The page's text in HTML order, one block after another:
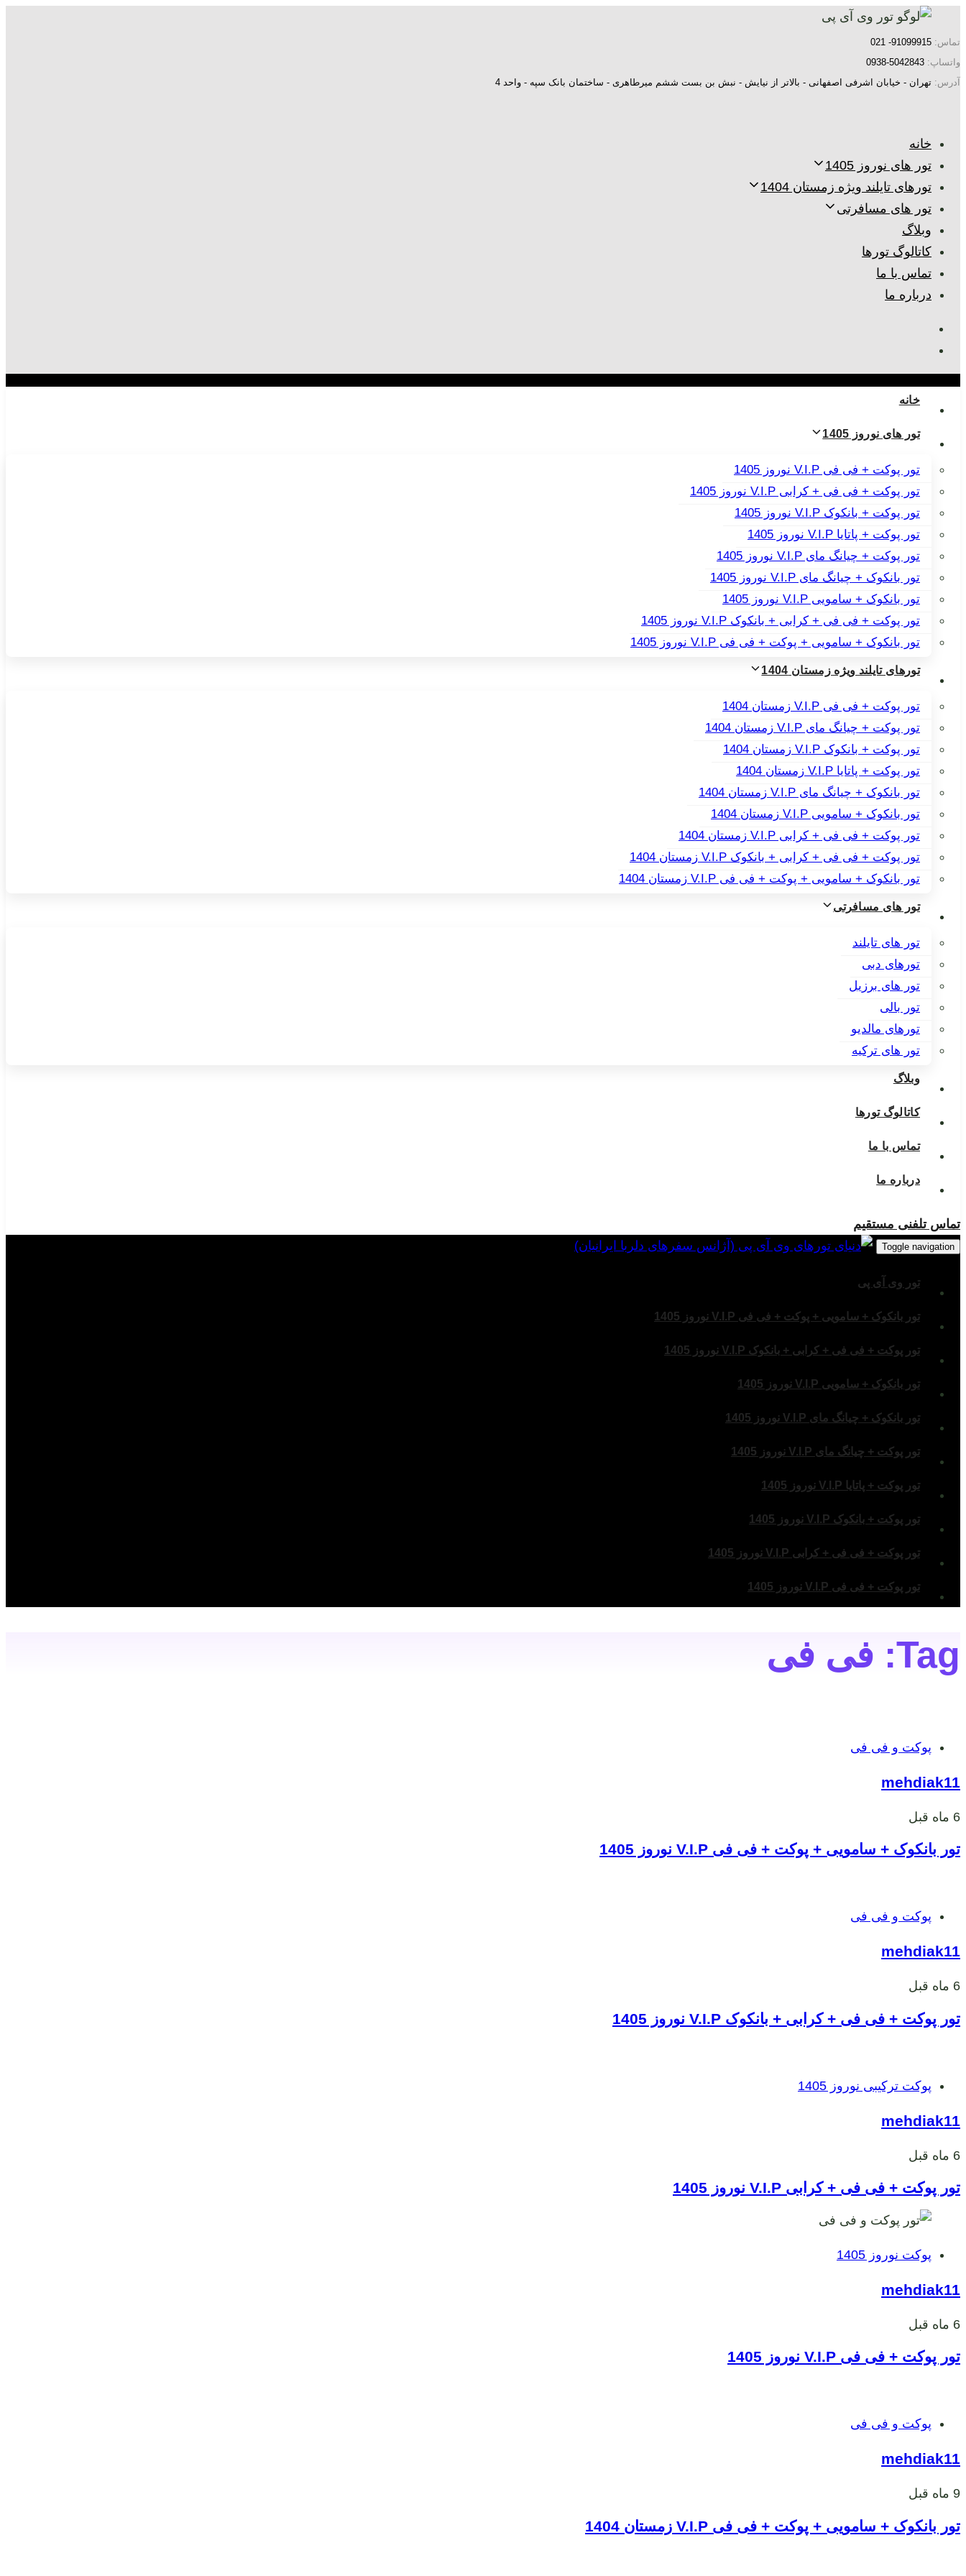
لینک
ها
به
ناوبری
اولیه
محتوا
تماس: 91099915- 021
واتساپ: 5042843-0938
آدرس: تهران - خیابان اشرفی اصفهانی - بالاتر از نیایش - نبش بن بست ششم میرطاهری - ساختمان بانک سپه - واحد 4
خانه
تور های نوروز 1405
تورهای تایلند ویژه زمستان 1404
تور های مسافرتی
وبلاگ
کاتالوگ تورها
تماس با ما
درباره ما
خانه
تور های نوروز 1405
تور پوکت + فی فی V.I.P نوروز 1405
تور پوکت + فی فی + کرابی V.I.P نوروز 1405
تور پوکت + بانکوک V.I.P نوروز 1405
تور پوکت + پاتایا V.I.P نوروز 1405
تور پوکت + چیانگ مای V.I.P نوروز 1405
تور بانکوک + چیانگ مای V.I.P نوروز 1405
تور بانکوک + سامویی V.I.P نوروز 1405
تور پوکت + فی فی + کرابی + بانکوک V.I.P نوروز 1405
تور بانکوک + سامویی + پوکت + فی فی V.I.P نوروز 1405
تورهای تایلند ویژه زمستان 1404
تور پوکت + فی فی V.I.P زمستان 1404
تور پوکت + چیانگ مای V.I.P زمستان 1404
تور پوکت + بانکوک V.I.P زمستان 1404
تور پوکت + پاتایا V.I.P زمستان 1404
تور بانکوک + چیانگ مای V.I.P زمستان 1404
تور بانکوک + سامویی V.I.P زمستان 1404
تور پوکت + فی فی + کرابی V.I.P زمستان 1404
تور پوکت + فی فی + کرابی + بانکوک V.I.P زمستان 1404
تور بانکوک + سامویی + پوکت + فی فی V.I.P زمستان 1404
تور های مسافرتی
تور های تایلند
تورهای دبی
تور های برزیل
تور بالی
تورهای مالدیو
تور های ترکیه
وبلاگ
کاتالوگ تورها
تماس با ما
درباره ما
تماس تلفنی مستقیم
Toggle navigation
تور وی آی پی
تور بانکوک + سامویی + پوکت + فی فی V.I.P نوروز 1405
تور پوکت + فی فی + کرابی + بانکوک V.I.P نوروز 1405
تور بانکوک + سامویی V.I.P نوروز 1405
تور بانکوک + چیانگ مای V.I.P نوروز 1405
تور پوکت + چیانگ مای V.I.P نوروز 1405
تور پوکت + پاتایا V.I.P نوروز 1405
تور پوکت + بانکوک V.I.P نوروز 1405
تور پوکت + فی فی + کرابی V.I.P نوروز 1405
تور پوکت + فی فی V.I.P نوروز 1405
Tag: فی فی
برچسبپوکت و فی فی
mehdiak11
6 ماه قبل
تور بانکوک + سامویی + پوکت + فی فی V.I.P نوروز 1405
برچسبپوکت و فی فی
mehdiak11
6 ماه قبل
تور پوکت + فی فی + کرابی + بانکوک V.I.P نوروز 1405
برچسبپوکت ترکیبی نوروز 1405
mehdiak11
6 ماه قبل
تور پوکت + فی فی + کرابی V.I.P نوروز 1405
برچسبپوکت نوروز 1405
mehdiak11
6 ماه قبل
تور پوکت + فی فی V.I.P نوروز 1405
برچسبپوکت و فی فی
mehdiak11
9 ماه قبل
تور بانکوک + سامویی + پوکت + فی فی V.I.P زمستان 1404